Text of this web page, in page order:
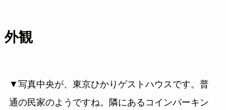
外観
▼写真中央が、東京ひかりゲストハウスです。普
通の民家のようですね。隣にあるコインパーキン